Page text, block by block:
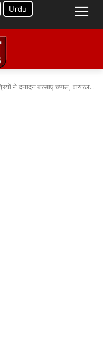
Urdu
ने दनादन बरसाए चप्पल, वायरल...